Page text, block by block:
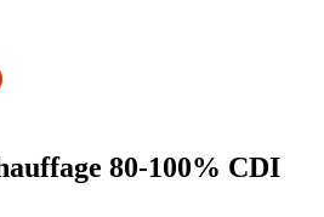
80-100% CDI